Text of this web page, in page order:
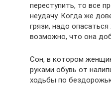
переступить, то все
неудачу. Когда же
грязи, надо
возможно, что она
Сон, в котором
руками обувь от
ходьбы по